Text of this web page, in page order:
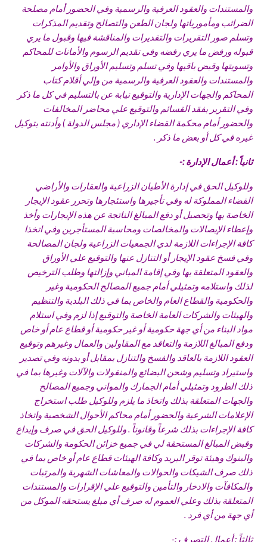
والمستندات والعقود العرفية والرسمية وفي الحضور أمام مصلحة
الضرائب ومأمورياتها ولجان الطعن والتصالح وتقديم المذكرات
وتسلم صور التقريرات والتقديرات والمناقشة فيها وقبول ما يري
قبوله ورفض ما يري رفضه وفي تقديم الرسوم والأمانات للمحاكم
وتسويتها وقبض باقيها وفي تسلم وتسليم الأوراق والأوامر
والمستندات والعقود العرفية والرسمية من وإلي أقلام كتاب
المحاكم والجهات الإدارية والتوقيع نيابة عن بالتسليم في كل ما ذكر
وفي التقرير بفقد القسائم والتوقيع علي محاضر المخالفات
والحضور أمام محكمة القضاء الإداري ( مجلس الدولة ) وأدنته بتوكيل
غيره في كل أو بعض ما ذكر .
ثانياً : أعمال الإدارة :-
وللوكيل الحق في إدارة الأطيان الزراعية والعقارات والأراضي
الفضاء المملوكة له وفي تأجيرها واستئجارها وتحرر عقود الإيجار
الخاصة بها وتحصيل أو دفع المبالغ الناتجة عن هذه الإيجارات وأخذ
وإعطاء الإيصالات والمخالصات ومحاسبة المستأجرين وفي اتخذا
كافة الإجراءات اللازمة لدي الجمعيات الزراعية ولجان المصالحة
وفي فسخ عقود الإيجار أو التنازل عنها والتوقيع علي الأوراق
والعقود المتعلقة بها وفي إقامة المباني وإزالتها وطلب الترخيص
لذلك واستلامه وتمثيلي أمام جميع المصالح الحكومية وغير
والحكومية والقطاع العام والخاص بما في ذلك البلدية والتنظيم
والهيئات والشركات العامة الخاصة والتوقيع إذا لزم وفي استلام
مواد البناء من أي جهة حكومية أو غير حكومية أو قطاع عام أو خاص
ودفع المبالغ اللازمة والتعاقد مع المقاولين والعمال وغيرهم وتوقيع
العقود اللازمة بالعاقد والفسخ والتنازل بمقابل أو بدونه وفي تصدير
واستيراد وتسليم وشحن البضائع والمنقولات والآلات وغيرها بما في
ذلك الطرود وتمثيلي أمام الجمارك والمواني وجميع المصالح
والجهات المتعلقة بذلك واتخاذ ما يلزم وللوكيل طلب استخراج
الإعلامات الشرعية والحضور أمام محاكم الأحوال الشخصية واتخاذ
كافة الإجراءات بذلك شرعاً وقانوناً . وللوكيل الحق في صرف وإيداع
وقبض المبالغ المستحقة لي في جميع خزائن الحكومة والشركات
والبنوك وهيئة توقر البريد وكافة الهيئات قطاع عام أو خاص بما في
ذلك صرف الشيكات والحوالات والمعاشات الشهرية والمرتبات
والمكافآت والادخار والتأمين والتوقيع علي الإقرارات والمستندات
المتعلقة بذلك وعلي العموم له صرف أي مبلغ يستحقه الموكل من
أي جهة من أي فرد .
ثالثاً : أعمال التصرف :-